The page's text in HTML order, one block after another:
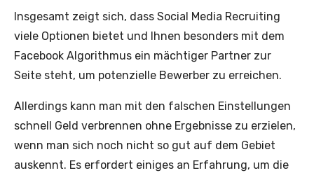
Insgesamt zeigt sich, dass Social Media Recruiting
viele Optionen bietet und Ihnen besonders mit dem
Facebook Algorithmus ein mächtiger Partner zur
Seite steht, um potenzielle Bewerber zu erreichen.
Allerdings kann man mit den falschen Einstellungen
schnell Geld verbrennen ohne Ergebnisse zu erzielen,
wenn man sich noch nicht so gut auf dem Gebiet
auskennt. Es erfordert einiges an Erfahrung, um die